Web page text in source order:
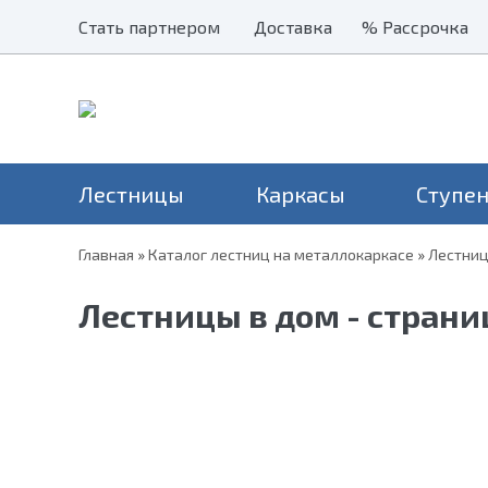
Стать партнером
Стать партнером Доставка
Доставка % Рассрочка
% Рассрочка
Лестницы
Серия Престиж
Серия Элегант
В дом
Каркасы
Перила и поручни
Главная »Каталог лестниц на металлокаркасе »
Лестницы в дом -